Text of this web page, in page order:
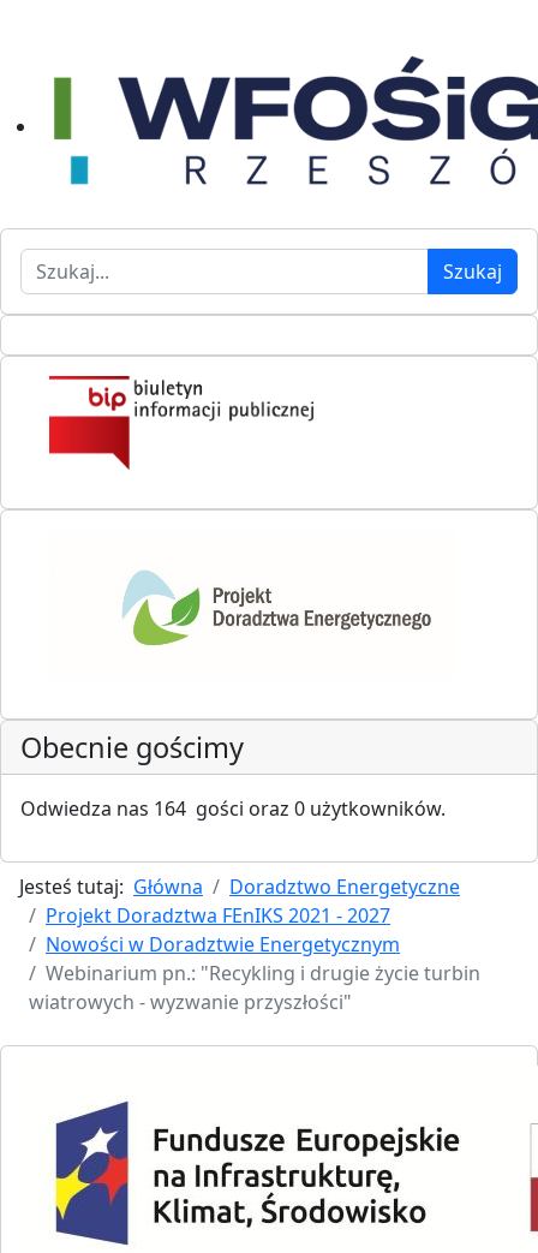
Szukaj Szukaj
Obecnie gościmy
Odwiedza nas 164 gości oraz 0 użytkowników.
Jesteś tutaj: Główna
Doradztwo Energetyczne
Projekt Doradztwa FEnIKS 2021 - 2027
Nowości w Doradztwie Energetycznym
Webinarium pn.: "Recykling i drugie życie turbin
wiatrowych - wyzwanie przyszłości"